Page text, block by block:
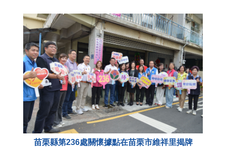
苗栗縣第236處關懷據點在苗栗市維祥里揭牌